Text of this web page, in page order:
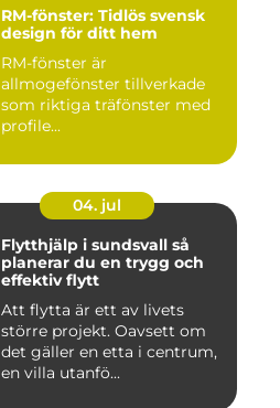
RM-fönster: Tidlös svensk
design för ditt hem
RM-fönster är
allmogefönster tillverkade
som riktiga träfönster med
profile...
04. jul
Flytthjälp i sundsvall så
planerar du en trygg och
effektiv flytt
Att flytta är ett av livets
större projekt. Oavsett om
det gäller en etta i centrum,
en villa utanfö...